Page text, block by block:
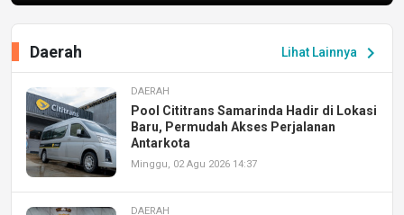
Lihat Lainnya chevron_right
Daerah
DAERAH
Pool Cititrans Samarinda Hadir di Lokasi
Baru, Permudah Akses Perjalanan
Antarkota
Minggu, 02 Agu 2026 14:37
DAERAH